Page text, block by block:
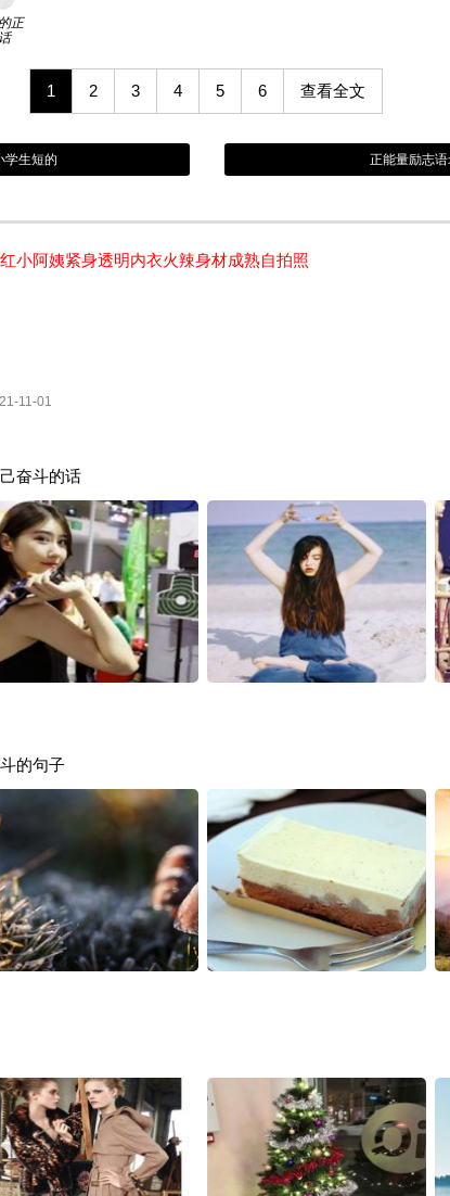
正
1 2 3 4 5 6 查看全文
学生短的 正能量励志
小阿姨紧身透明内衣火辣身材成熟自拍照
11-01
奋斗的话
的句子